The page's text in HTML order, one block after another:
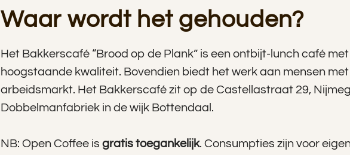
Waar wordt het gehouden?
Het Bakkerscafé “Brood op de Plank” is een ontbijt-lunch café
hoogstaande kwaliteit. Bovendien biedt het werk aan mensen
arbeidsmarkt. Het Bakkerscafé zit op de Castellastraat 29,
Dobbelmanfabriek in de wijk Bottendaal.
NB: Open Coffee is gratis toegankelijk. Consumpties zijn voor